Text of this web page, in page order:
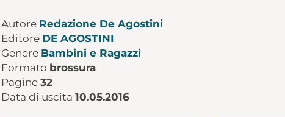
Autore Redazione De Agostini
Editore DE AGOSTINI
Genere Bambini e Ragazzi
Formato brossura
Pagine 32
Data di uscita 10.05.2016